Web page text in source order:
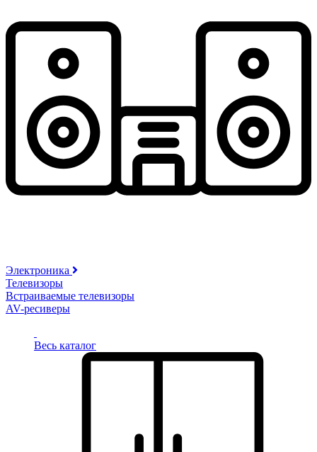
Электроника
Телевизоры
Встраиваемые телевизоры
AV-ресиверы
Весь каталог